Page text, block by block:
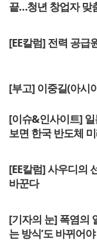
끝…청년 창업자 맞
[EE칼럼] 전력 공급
[부고] 이중길(아시
[이슈&인사이트]
보면 한국 반도체
[EE칼럼] 사우디의
바꾼다
[기자의 눈] 폭염의
는 방식’도 바뀌어야